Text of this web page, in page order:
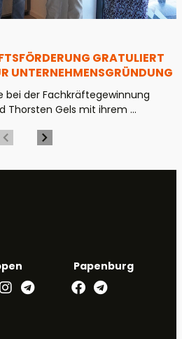
GRATULIERT
UNTERNEHMENSGRÜNDUNG
bei der Fachkräftegewinnung
Thorsten Gels mit ihrem ...
Papenburg